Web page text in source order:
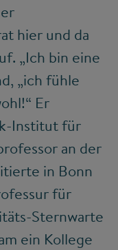
hier und da
„Ich bin eine
„ich fühle
Er
Institut für
an der
in Bonn
für
Sternwarte
ein Kollege